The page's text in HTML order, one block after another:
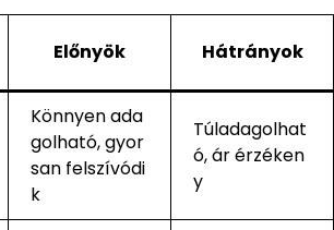
Előnyök Hátrányok
Könnyen ada
golható, gyor
san felszívódi
k
Túladagolhat
ó, ár érzéken
y